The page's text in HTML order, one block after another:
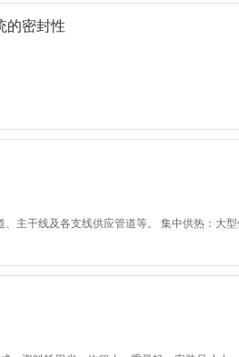
的密封性
主干线及各支线供应管道等。 集中供热：大型